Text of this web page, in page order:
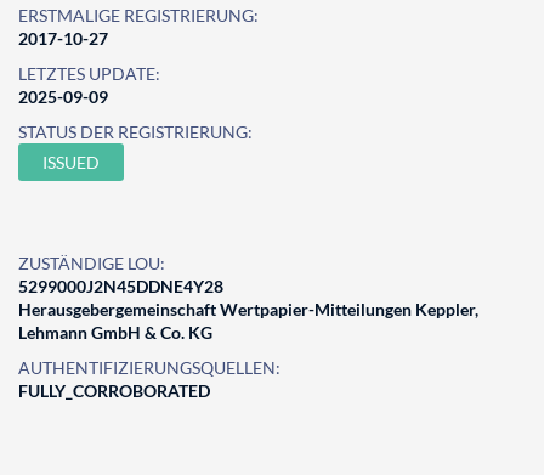
ERSTMALIGE REGISTRIERUNG:
2017-10-27
LETZTES UPDATE:
2025-09-09
STATUS DER REGISTRIERUNG:
ISSUED
ZUSTÄNDIGE LOU:
5299000J2N45DDNE4Y28
Herausgebergemeinschaft Wertpapier-Mitteilungen Keppler,
Lehmann GmbH & Co. KG
AUTHENTIFIZIERUNGSQUELLEN:
FULLY_CORROBORATED